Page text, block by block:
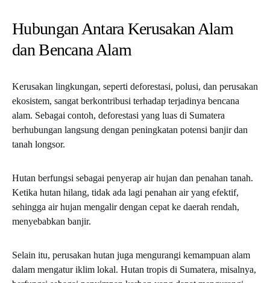
Hubungan Antara Kerusakan Alam
dan Bencana Alam
Kerusakan lingkungan, seperti deforestasi, polusi, dan perusakan
ekosistem, sangat berkontribusi terhadap terjadinya bencana
alam. Sebagai contoh, deforestasi yang luas di Sumatera
berhubungan langsung dengan peningkatan potensi banjir dan
tanah longsor.
Hutan berfungsi sebagai penyerap air hujan dan penahan tanah.
Ketika hutan hilang, tidak ada lagi penahan air yang efektif,
sehingga air hujan mengalir dengan cepat ke daerah rendah,
menyebabkan banjir.
Selain itu, perusakan hutan juga mengurangi kemampuan alam
dalam mengatur iklim lokal. Hutan tropis di Sumatera, misalnya,